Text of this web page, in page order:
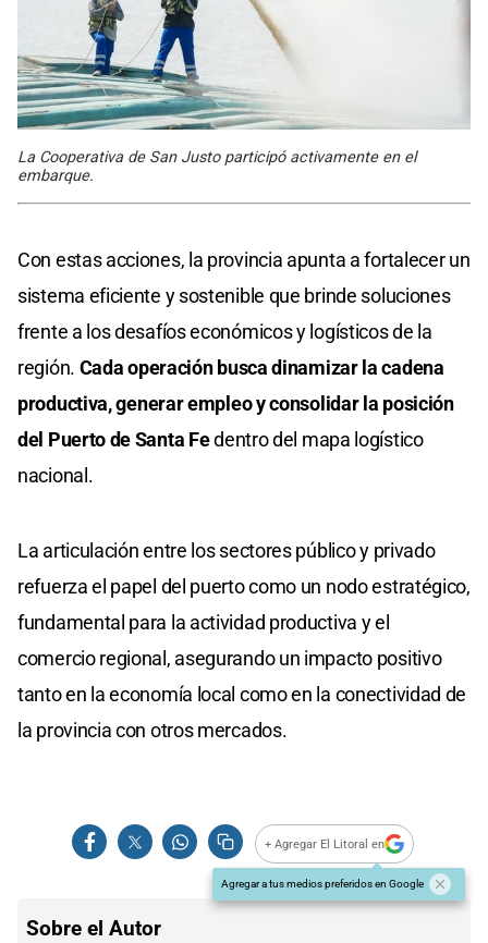
La Cooperativa de San Justo participó activamente en el
embarque.
Con estas acciones, la provincia apunta a fortalecer un
sistema eficiente y sostenible que brinde soluciones
frente a los desafíos económicos y logísticos de la
región. Cada operación busca dinamizar la cadena
productiva,generar empleo y consolidar la posición
del Puerto de Santa Fedentro del mapa logístico
nacional.
La articulación entre los sectores público y privado
refuerza el papel del puerto como un nodo estratégico,
fundamental para la actividad productiva y el
comercio regional, asegurando un impacto positivo
tanto en la economía local como en la conectividad de
la provincia con otros mercados.
+ Agregar El Litoral en
Agregar a tus medios preferidos en Google
Sobre el Autor